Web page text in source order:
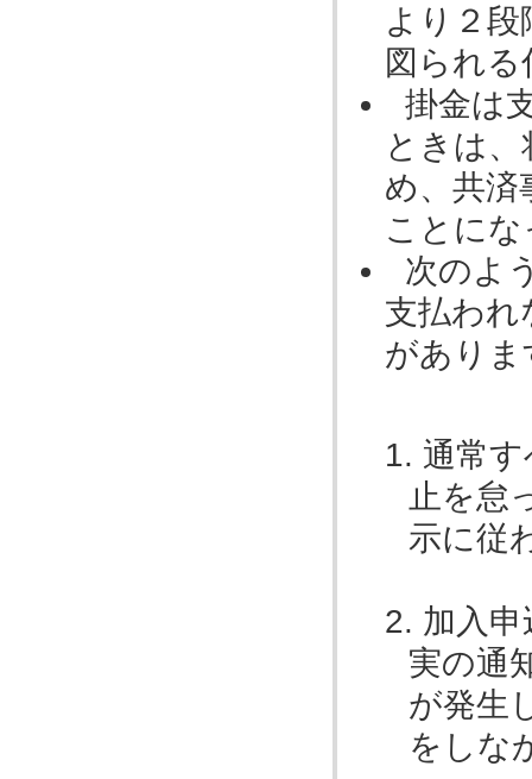
より２段
図られ
掛金は
ときは
め、共済
ことに
次のよ
支払われ
があり
通常
止を怠
示に従
加入
実の通
が発生
をしな